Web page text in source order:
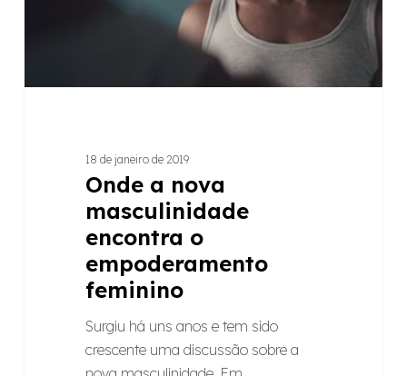
18 de janeiro de 2019
Onde a nova
masculinidade
encontra o
empoderamento
feminino
Surgiu há uns anos e tem sido
crescente uma discussão sobre a